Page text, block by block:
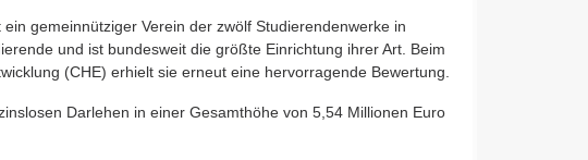
gemeinnütziger Verein der zwölf Studierendenwerke in
und ist bundesweit die größte Einrichtung ihrer Art. Beim
(CHE) erhielt sie erneut eine hervorragende Bewertung.
Darlehen in einer Gesamthöhe von 5,54 Millionen Euro